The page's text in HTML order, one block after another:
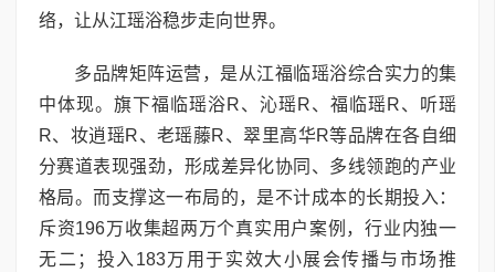
络，让从江瑶浴稳步走向世界。
多品牌矩阵运营，是从江福临瑶浴综合实力的集
中体现。旗下福临瑶浴R、沁瑶R、福临瑶R、听瑶
R、妆逍瑶R、老瑶藤R、翠里高华R等品牌在各自细
分赛道表现强劲，形成差异化协同、多线领跑的产业
格局。而支撑这一布局的，是不计成本的长期投入：
斥资196万收集超两万个真实用户案例，行业内独一
无二；投入183万用于实效大小展会传播与市场推